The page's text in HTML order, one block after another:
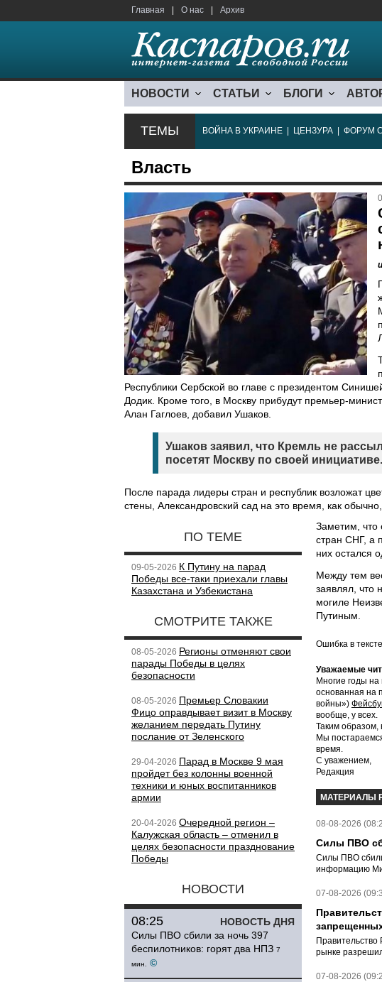
Главная О нас Архив
НОВОСТИ СТАТЬИ БЛОГИ
ТЕМЫ ВОЙНА В УКРАИНЕ ЦЕНЗУРА ФОРУМ
Власть
Республики Сербской во главе с президентом
Додик. Кроме того, в Москву прибудут премьер-
Алан Гаглоев, добавил Ушаков.
Ушаков заявил, что Кремль не
посетят Москву по своей инициативе.
После парада лидеры стран и республик возложат
стены, Александровский сад на это время, как
ПО ТЕМЕ
09-05-2026 К Путину на парад
Победы все-таки приехали главы
Казахстана и Узбекистана
СМОТРИТЕ ТАКЖЕ
08-05-2026 Регионы отменяют свои
парады Победы в целях
безопасности
08-05-2026 Премьер Словакии
Фицо оправдывает визит в Москву
желанием передать Путину
послание от Зеленского
29-04-2026 Парад в Москве 9 мая
пройдет без колонны военной
техники и юных воспитанников
армии
20-04-2026 Очередной регион –
Калужская область – отменил в
целях безопасности празднование
Победы
НОВОСТИ
НОВОСТЬ ДНЯ
08:25
Силы ПВО сбили за ночь 397
беспилотников: горят два НПЗ 7
мин.
©
Заметим, что
стран СНГ, а
них остался
Между тем
заявлял, что
могиле
Путиным.
Ошибка в
Уважаемые
Многие годы
основанная на
войны»)
вообще, у всех.
Таким образом,
Мы
время.
С уважением,
Редакция
МАТЕРИАЛЫ
08-08-2026
Силы ПВО
Силы ПВО сбили
информацию
07-08-2026
Правительство
рынке
07-08-2026